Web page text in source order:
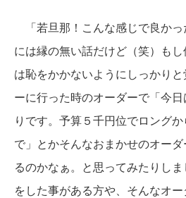
「若旦那！こんな感じで良か
には縁の無い話だけど（笑）も
は恥をかかないようにしっかり
ーに行った時のオーダーで「今
りです。予算５千円位でロング
で」とかそんなおまかせのオー
るのかなぁ。と思ってみたりし
をした事がある方や、そんなオ